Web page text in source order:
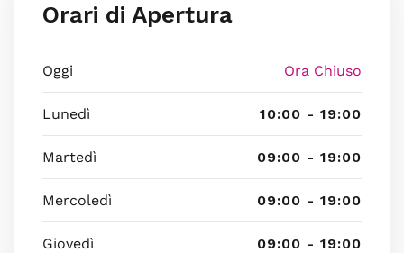
Orari di Apertura
Oggi Ora Chiuso
Lunedì 10:00 - 19:00
Martedì 09:00 - 19:00
Mercoledì 09:00 - 19:00
Giovedì 09:00 - 19:00